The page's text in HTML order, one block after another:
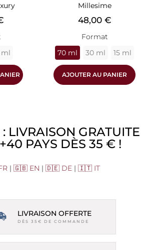
ml
Millesime
Prix
48,00 €
Format
70 ml
30 ml 15 ml
AJOUTER AU PANIER
LIVRAISON GRATUITE
PAYS DÈS 35 € !
| 🇬🇧 EN | 🇩🇪 DE | 🇮🇹 IT
LIVRAISON OFFERTE
DÈS 35€ DE COMMANDE